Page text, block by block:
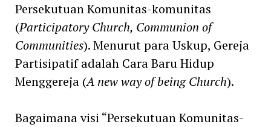
Persekutuan Komunitas-komunitas
(Participatory Church, Communion of
Communities). Menurut para Uskup, Gereja
Partisipatif adalah Cara Baru Hidup
Menggereja (A new way of being Church).
Bagaimana visi “Persekutuan Komunitas-